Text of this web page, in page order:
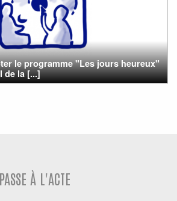
le programme "Les jours heureux"
de la [...]
À L'ACTE